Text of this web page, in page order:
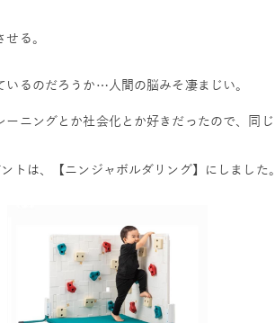
る。
るのだろうか…人間の脳みそ凄まじい。
ニングとか社会化とか好きだったので、同じ
トは、【ニンジャボルダリング】にしました。